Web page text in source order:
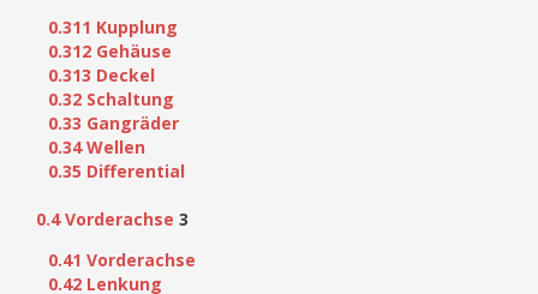
0.311 Kupplung
0.312 Gehäuse
0.313 Deckel
0.32 Schaltung
0.33 Gangräder
0.34 Wellen
0.35 Differential
0.4 Vorderachse 3
0.41 Vorderachse
0.42 Lenkung